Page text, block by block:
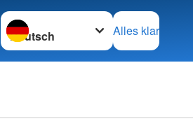
Sprache wechseln zu
Alles klar